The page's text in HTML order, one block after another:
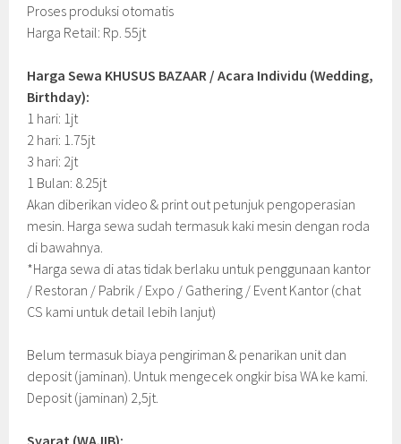
Proses produksi otomatis
Harga Retail: Rp. 55jt
Harga Sewa KHUSUS BAZAAR / Acara Individu (Wedding,
Birthday):
1 hari: 1jt
2 hari: 1.75jt
3 hari: 2jt
1 Bulan: 8.25jt
Akan diberikan video & print out petunjuk pengoperasian
mesin. Harga sewa sudah termasuk kaki mesin dengan roda
di bawahnya.
*Harga sewa di atas tidak berlaku untuk penggunaan kantor
/ Restoran / Pabrik / Expo / Gathering / Event Kantor (chat
CS kami untuk detail lebih lanjut)
Belum termasuk biaya pengiriman & penarikan unit dan
deposit (jaminan). Untuk mengecek ongkir bisa WA ke kami.
Deposit (jaminan) 2,5jt.